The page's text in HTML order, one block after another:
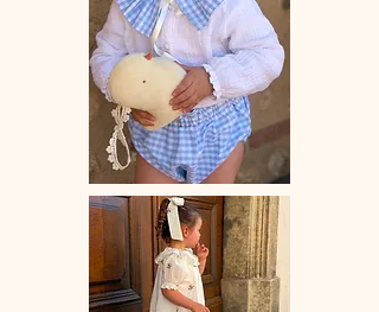
30° max, couleurs similaires, cycle
délicat. Ne pas utilser de sèche-linge.